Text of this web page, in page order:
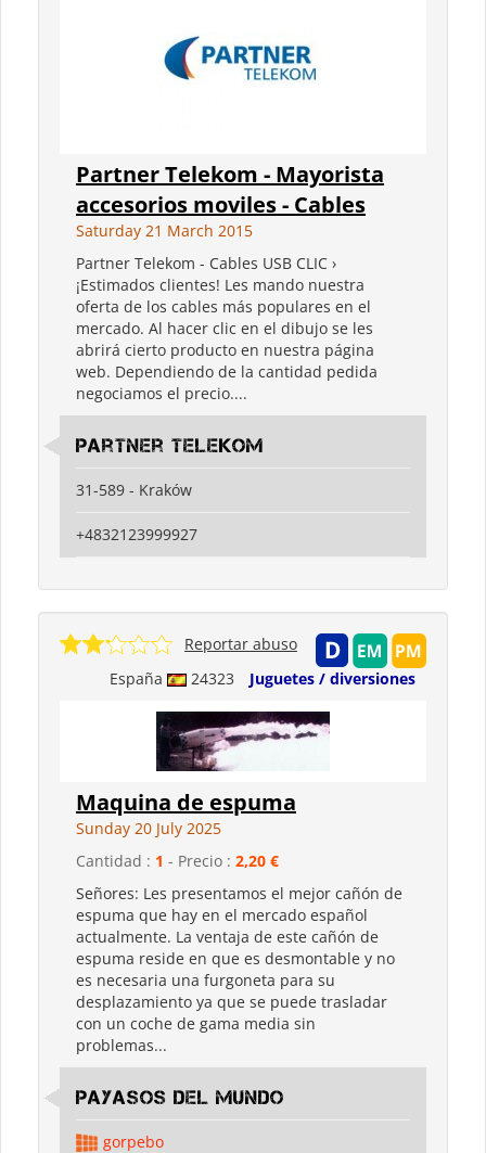
Partner Telekom - Mayorista
accesorios moviles - Cables
Saturday 21 March 2015
Partner Telekom - Cables USB CLIC ›
¡Estimados clientes! Les mando nuestra
oferta de los cables más populares en el
mercado. Al hacer clic en el dibujo se les
abrirá cierto producto en nuestra página
web. Dependiendo de la cantidad pedida
negociamos el precio....
Partner Telekom
31-589 - Kraków
+4832123999927
España 24323 Juguetes / diversiones
Reportar abuso
Maquina de espuma
Sunday 20 July 2025
Cantidad : 1 - Precio : 2,20 €
Señores: Les presentamos el mejor cañón de
espuma que hay en el mercado español
actualmente. La ventaja de este cañón de
espuma reside en que es desmontable y no
es necesaria una furgoneta para su
desplazamiento ya que se puede trasladar
con un coche de gama media sin
problemas...
Payasos del Mundo
gorpebo